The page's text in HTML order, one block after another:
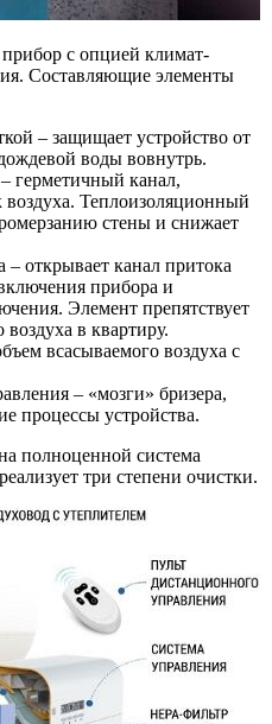
с опцией климат-
Составляющие элементы
– защищает устройство от
воды вовнутрь.
герметичный канал,
Теплоизоляционный
стены и снижает
– открывает канал притока
прибора и
Элемент препятствует
в квартиру.
всасываемого воздуха с
– «мозги» бризера,
процессы устройства.
полноценной система
три степени очистки.